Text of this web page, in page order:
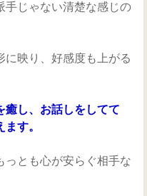
手じゃない清楚な感じの
に映り、好感度も上がる
癒し、お話しをしてて
す。
っとも心が安らぐ相手な